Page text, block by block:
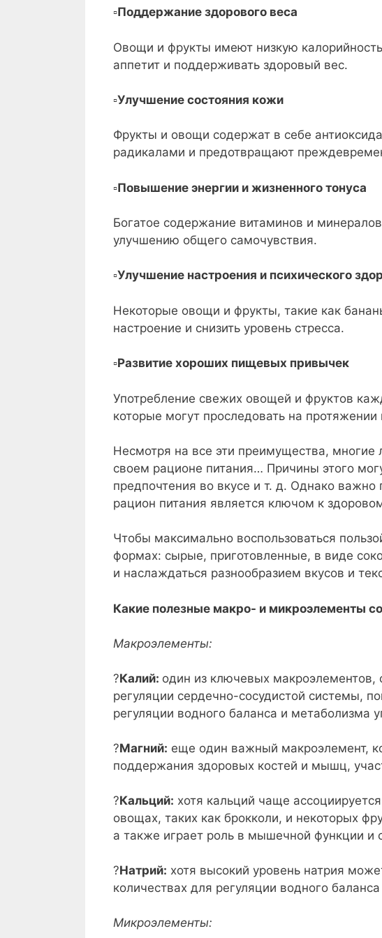
▫️Поддержание здорового веса
Овощи и фрукты имеют низкую
аппетит и поддерживать здоровый вес.
▫️Улучшение состояния кожи
Фрукты и овощи содержат в себе
радикалами и предотвращают
▫️Повышение энергии и жизненного тонуса
Богатое содержание витаминов и
улучшению общего самочувствия.
▫️Улучшение настроения и психического
Некоторые овощи и фрукты, такие как
настроение и снизить уровень стресса.
▫️Развитие хороших пищевых привычек
Употребление свежих овощей и фруктов
которые могут проследовать на протяжении
Несмотря на все эти преимущества,
своем рационе питания… Причины этого
предпочтения во вкусе и т. д. Однако
рацион питания является ключом к
Чтобы максимально воспользоваться
формах: сырые, приготовленные, в виде
и наслаждаться разнообразием вкусов и
Какие полезные макро- и микроэлементы
Макроэлементы:
?Калий: один из ключевых
регуляции сердечно-сосудистой системы,
регуляции водного баланса и метаболизма
?Магний: еще один важный макроэлемент,
поддержания здоровых костей и мышц,
?Кальций: хотя кальций чаще
овощах, таких как брокколи, и некоторых
а также играет роль в мышечной функции и
?Натрий: хотя высокий уровень натрия
количествах для регуляции водного
Микроэлементы: